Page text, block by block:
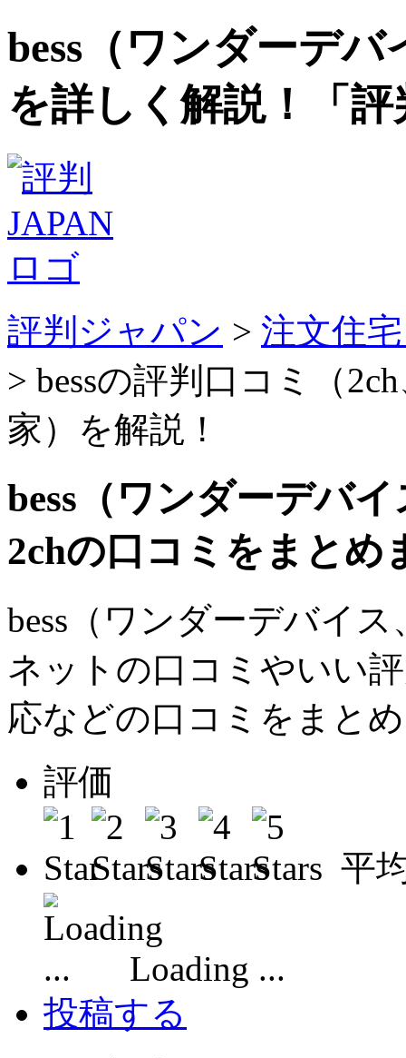
bess（ワンダーデ
を詳しく解説！「
評判ジャパン > 注文住
> bessの評判口コミ（
家）を解説！
bess（ワンダーデバ
2chの口コミをまとめ
bess（ワンダーデバイ
ネットの口コミやいい
応などの口コミをまと
評価
平
Loading ...
投稿する